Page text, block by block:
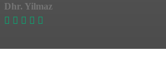
Dhr. Yilmaz